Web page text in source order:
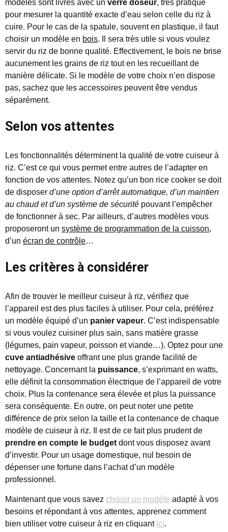
modèles sont livrés avec un verre doseur, très pratique
pour mesurer la quantité exacte d’eau selon celle du riz à
cuire. Pour le cas de la spatule, souvent en plastique, il faut
choisir un modèle en bois. Il sera très utile si vous voulez
servir du riz de bonne qualité. Effectivement, le bois ne brise
aucunement les grains de riz tout en les recueillant de
manière délicate. Si le modèle de votre choix n’en dispose
pas, sachez que les accessoires peuvent être vendus
séparément.
Selon vos attentes
Les fonctionnalités déterminent la qualité de votre cuiseur à
riz. C’est ce qui vous permet entre autres de l’adapter en
fonction de vos attentes. Notez qu’un bon rice cooker se doit
de disposer d’une option d’arrêt automatique, d’un maintien
au chaud et d’un système de sécurité pouvant l’empêcher
de fonctionner à sec. Par ailleurs, d’autres modèles vous
proposeront un système de programmation de la cuisson,
d’un écran de contrôle…
Les critères à considérer
Afin de trouver le meilleur cuiseur à riz, vérifiez que
l’appareil est des plus faciles à utiliser. Pour cela, préférez
un modèle équipé d’un panier vapeur. C’est indispensable
si vous voulez cuisiner plus sain, sans matière grasse
(légumes, pain vapeur, poisson et viande…). Optez pour une
cuve antiadhésive offrant une plus grande facilité de
nettoyage. Concernant la puissance, s’exprimant en watts,
elle définit la consommation électrique de l’appareil de votre
choix. Plus la contenance sera élevée et plus la puissance
sera conséquente. En outre, on peut noter une petite
différence de prix selon la taille et la contenance de chaque
modèle de cuiseur à riz. Il est de ce fait plus prudent de
prendre en compte le budget dont vous disposez avant
d’investir. Pour un usage domestique, nul besoin de
dépenser une fortune dans l’achat d’un modèle
professionnel.
Maintenant que vous savez choisir un modèle adapté à vos
besoins et répondant à vos attentes, apprenez comment
bien utiliser votre cuiseur à riz en cliquant ici.